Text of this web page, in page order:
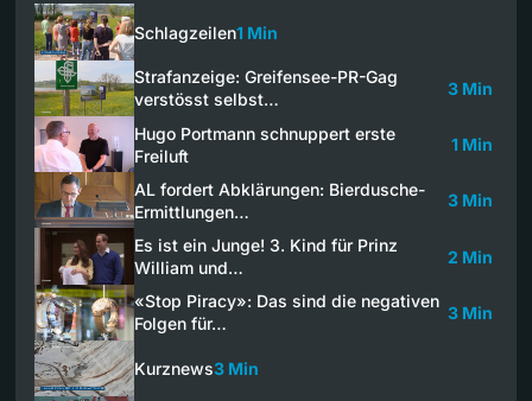
Schlagzeilen1 Min
Strafanzeige: Greifensee-PR-Gag
verstösst selbst…
3 Min
Hugo Portmann schnuppert erste
Freiluft
1 Min
AL fordert Abklärungen: Bierdusche-
Ermittlungen…
3 Min
Es ist ein Junge! 3. Kind für Prinz
William und…
2 Min
«Stop Piracy»: Das sind die negativen
Folgen für…
3 Min
Kurznews3 Min